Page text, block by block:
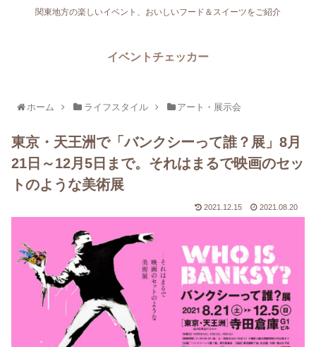
関東地方の楽しいイベント、おいしいフード＆スイーツをご紹介
イベントチェッカー
ホーム ライフスタイル アート・展示会
東京・天王洲で「バンクシーって誰？展」8月
21日～12月5日まで。それはまるで映画のセッ
トのような美術展
2021.12.15 2021.08.20